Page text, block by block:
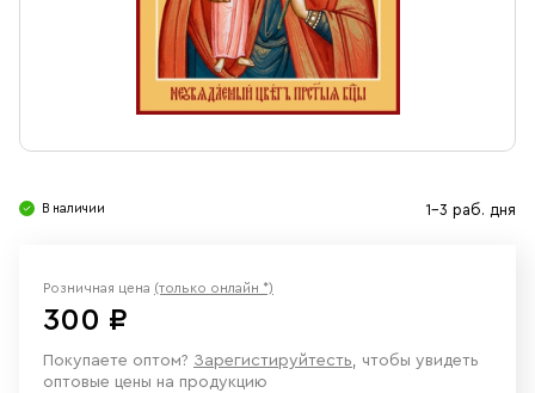
Ювелирные изделия
В наличии 1-3 раб. дня
Розничная цена (только онлайн *)
300 ₽
Покупаете оптом? Зарегистируйтесть, чтобы увидеть
оптовые цены на продукцию